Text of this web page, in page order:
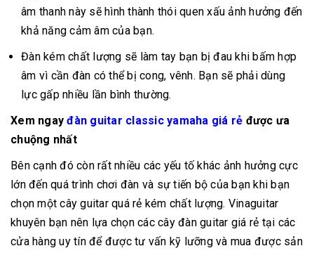
âm thanh này sẽ hình thành thói quen xấu ảnh hưởng đến
khả năng cảm âm của bạn.
Đàn kém chất lượng sẽ làm tay bạn bị đau khi bấm hợp
âm vì cần đàn có thể bị cong, vênh. Bạn sẽ phải dùng
lực gấp nhiều lần bình thường.
Xem ngayđàn guitar classic yamaha giá rẻ được ưa
chuộng nhất
Bên cạnh đó còn rất nhiều các yếu tố khác ảnh hưởng cực
lớn đến quá trình chơi đàn và sự tiến bộ của bạn khi bạn
chọn một cây guitar quá rẻ kém chất lượng. Vinaguitar
khuyên bạn nên lựa chọn các cây đàn guitar giá rẻ tại các
cửa hàng uy tín để được tư vấn kỹ lưỡng và mua được sản